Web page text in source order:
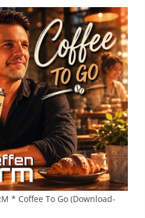
* Coffee To Go (Download-